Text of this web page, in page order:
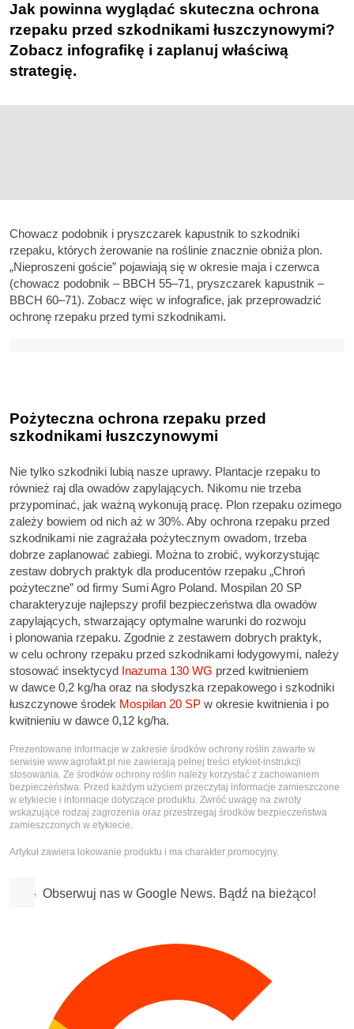
Jak powinna wyglądać skuteczna ochrona
rzepaku przed szkodnikami łuszczynowymi?
Zobacz infografikę i zaplanuj właściwą
strategię.
Chowacz podobnik i pryszczarek kapustnik to szkodniki
rzepaku, których żerowanie na roślinie znacznie obniża plon.
„Nieproszeni goście” pojawiają się w okresie maja i czerwca
(chowacz podobnik – BBCH 55–71, pryszczarek kapustnik –
BBCH 60–71). Zobacz więc w infografice, jak przeprowadzić
ochronę rzepaku przed tymi szkodnikami.
Pożyteczna ochrona rzepaku przed
szkodnikami łuszczynowymi
Nie tylko szkodniki lubią nasze uprawy. Plantacje rzepaku to
również raj dla owadów zapylających. Nikomu nie trzeba
przypominać, jak ważną wykonują pracę. Plon rzepaku ozimego
zależy bowiem od nich aż w 30%. Aby ochrona rzepaku przed
szkodnikami nie zagrażała pożytecznym owadom, trzeba
dobrze zaplanować zabiegi. Można to zrobić, wykorzystując
zestaw dobrych praktyk dla producentów rzepaku „Chroń
pożyteczne” od firmy Sumi Agro Poland. Mospilan 20 SP
charakteryzuje najlepszy profil bezpieczeństwa dla owadów
zapylających, stwarzający optymalne warunki do rozwoju
i plonowania rzepaku. Zgodnie z zestawem dobrych praktyk,
w celu ochrony rzepaku przed szkodnikami łodygowymi, należy
stosować insektycyd Inazuma 130 WG przed kwitnieniem
w dawce 0,2 kg/ha oraz na słodyszka rzepakowego i szkodniki
łuszczynowe środek Mospilan 20 SP w okresie kwitnienia i po
kwitnieniu w dawce 0,12 kg/ha.
Prezentowane informacje w zakresie środków ochrony roślin zawarte w
serwisie www.agrofakt.pl nie zawierają pełnej treści etykiet-instrukcji
stosowania. Ze środków ochrony roślin należy korzystać z zachowaniem
bezpieczeństwa. Przed każdym użyciem przeczytaj informacje zamieszczone
w etykiecie i informacje dotyczące produktu. Zwróć uwagę na zwroty
wskazujące rodzaj zagrożenia oraz przestrzegaj środków bezpieczeństwa
zamieszczonych w etykiecie.
Artykuł zawiera lokowanie produktu i ma charakter promocyjny.
Obserwuj nas w Google News. Bądź na bieżąco!